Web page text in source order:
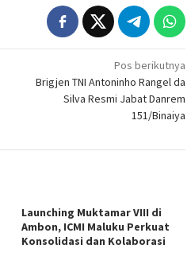
Pos berikutnya
Brigjen TNI Antoninho Rangel da
Silva Resmi Jabat Danrem
151/Binaiya
Launching Muktamar VIII di
Ambon, ICMI Maluku Perkuat
Konsolidasi dan Kolaborasi